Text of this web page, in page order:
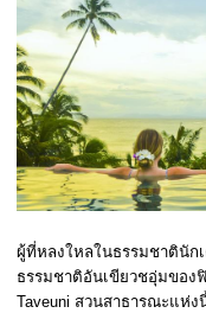
ผู้ที่หลงใหลในธรรมชาตินัก
ธรรมชาติอันเขียวชอุ่มของ
Taveuni สวนสาธารณะแห่